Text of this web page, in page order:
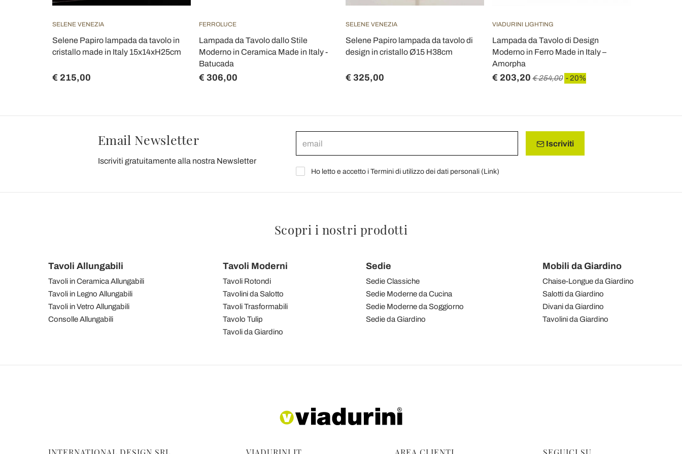
SELENE VENEZIA
Selene Papiro lampada da tavolo in
cristallo made in Italy 15x14xH25cm
€ 215,00
FERROLUCE
Lampada da Tavolo dallo Stile
Moderno in Ceramica Made in Italy -
Batucada
€ 306,00
SELENE VENEZIA
Selene Papiro lampada da tavolo di
design in cristallo Ø15 H38cm
€ 325,00
VIADURINI LIGHTING
Lampada da Tavolo di Design
Moderno in Ferro Made in Italy –
Amorpha
€ 203,20 € 254,00 - 20%
Email Newsletter
Iscriviti gratuitamente alla nostra Newsletter
Iscriviti
Ho letto e accetto i Termini di utilizzo dei dati personali (Link)
Scopri i nostri prodotti
Tavoli Allungabili
Tavoli in Ceramica Allungabili
Tavoli in Legno Allungabili
Tavoli in Vetro Allungabili
Consolle Allungabili
Tavoli Moderni
Tavoli Rotondi
Tavolini da Salotto
Tavoli Trasformabili
Tavolo Tulip
Tavoli da Giardino
Sedie
Sedie Classiche
Sedie Moderne da Cucina
Sedie Moderne da Soggiorno
Sedie da Giardino
Mobili da Giardino
Chaise-Longue da Giardino
Salotti da Giardino
Divani da Giardino
Tavolini da Giardino